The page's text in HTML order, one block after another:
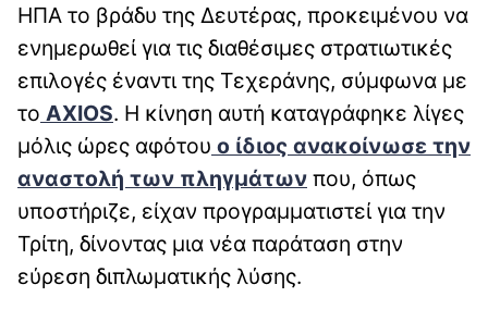
ΗΠΑ το βράδυ της Δευτέρας, προκειμένου να
ενημερωθεί για τις διαθέσιμες στρατιωτικές
επιλογές έναντι της Τεχεράνης, σύμφωνα με
το AXIOS. Η κίνηση αυτή καταγράφηκε λίγες
μόλις ώρες αφότου ο ίδιος ανακοίνωσε την
αναστολή των πληγμάτων που, όπως
υποστήριζε, είχαν προγραμματιστεί για την
Τρίτη, δίνοντας μια νέα παράταση στην
εύρεση διπλωματικής λύσης.